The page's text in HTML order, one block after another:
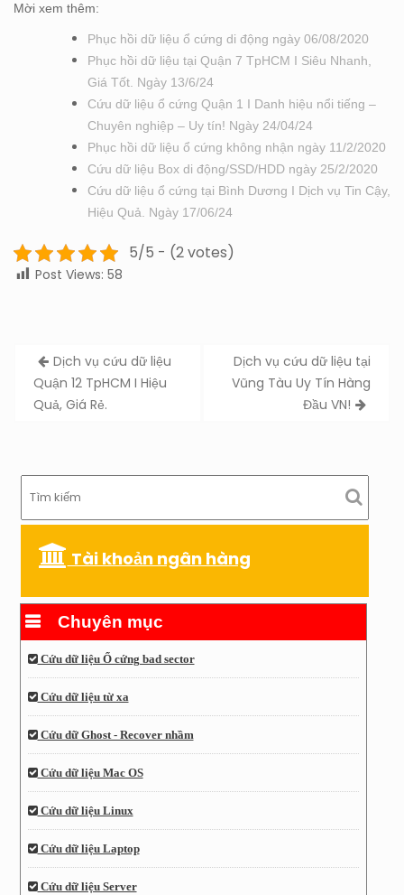
Mời xem thêm:
Phục hồi dữ liệu ổ cứng di động ngày 06/08/2020
Phục hồi dữ liệu tại Quận 7 TpHCM I Siêu Nhanh,
Giá Tốt. Ngày 13/6/24
Cứu dữ liệu ổ cứng Quận 1 I Danh hiệu nổi tiếng –
Chuyên nghiệp – Uy tín! Ngày 24/04/24
Phục hồi dữ liệu ổ cứng không nhận ngày 11/2/2020
Cứu dữ liệu Box di động/SSD/HDD ngày 25/2/2020
Cứu dữ liệu ổ cứng tại Bình Dương I Dịch vụ Tin Cậy,
Hiệu Quả. Ngày 17/06/24
5/5 - (2 votes)
Post Views: 58
Post
navigation
Dịch vụ cứu dữ liệu
Quận 12 TpHCM I Hiệu
Quả, Giá Rẻ.
Dịch vụ cứu dữ liệu tại
Vũng Tàu Uy Tín Hàng
Đầu VN!
Tài khoản ngân hàng
Chuyên mục
Cứu dữ liệu Ổ cứng bad sector
Cứu dữ liệu từ xa
Cứu dữ Ghost - Recover nhầm
Cứu dữ liệu Mac OS
Cứu dữ liệu Linux
Cứu dữ liệu Laptop
Cứu dữ liệu Server